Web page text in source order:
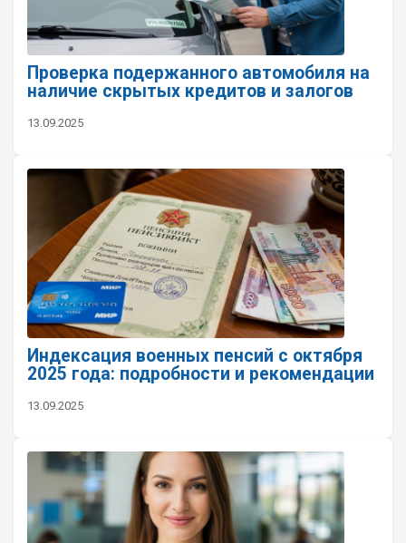
Проверка подержанного автомобиля на
наличие скрытых кредитов и залогов
13.09.2025
Индексация военных пенсий с октября
2025 года: подробности и рекомендации
13.09.2025